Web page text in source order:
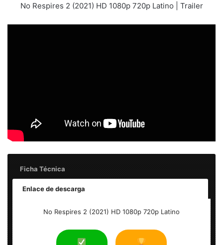
No Respires 2 (2021) HD 1080p 720p Latino | Trailer
Ficha Técnica
Enlace de descarga
No Respires 2 (2021) HD 1080p 720p Latino